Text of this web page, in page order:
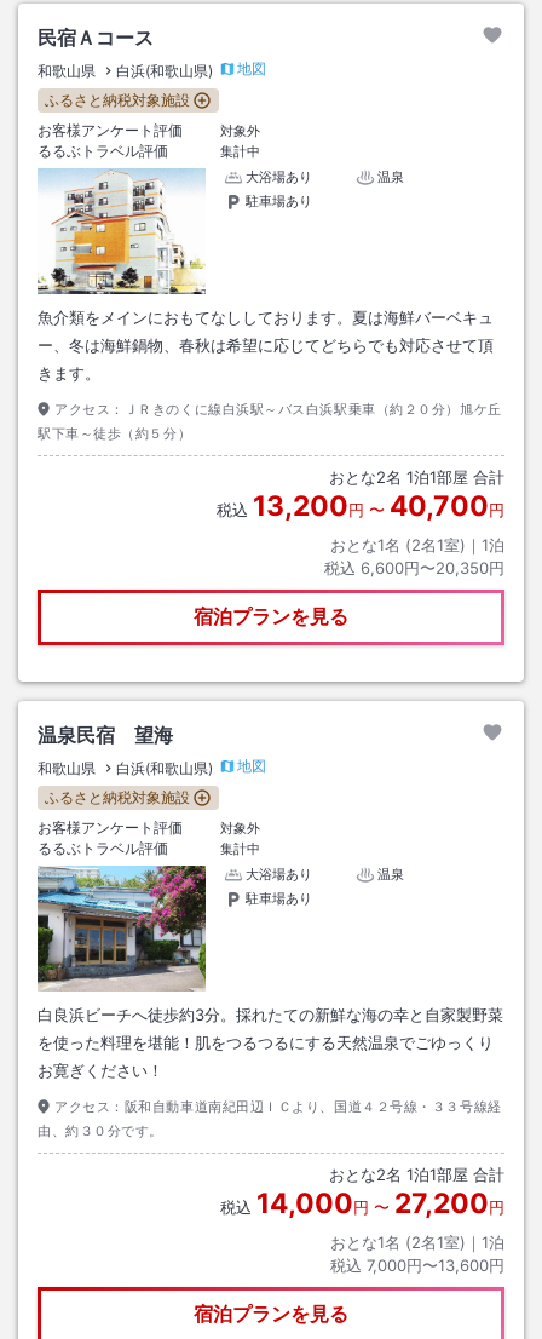
民宿Ａコース
和歌山県 白浜(和歌山県)
地図
ふるさと納税対象施設
お客様アンケート評価
対象外
るるぶトラベル評価
集計中
大浴場あり
温泉
駐車場あり
魚介類をメインにおもてなししております。夏は海鮮バーベキュ
ー、冬は海鮮鍋物、春秋は希望に応じてどちらでも対応させて頂
きます。
アクセス：
ＪＲきのくに線白浜駅～バス白浜駅乗車（約２０分）旭ケ丘
駅下車～徒歩（約５分）
おとな2名 1泊1部屋 合計
税込 13,200円 〜 40,700円
おとな1名 (2名1室)｜ 1泊
税込 6,600円〜20,350円
宿泊プランを見る
温泉民宿 望海
和歌山県 白浜(和歌山県)
地図
ふるさと納税対象施設
お客様アンケート評価
対象外
るるぶトラベル評価
集計中
大浴場あり
温泉
駐車場あり
白良浜ビーチへ徒歩約3分。採れたての新鮮な海の幸と自家製野菜
を使った料理を堪能！肌をつるつるにする天然温泉でごゆっくり
お寛ぎください！
アクセス： 阪和自動車道南紀田辺ＩＣより、国道４２号線・３３号線経
由、約３０分です。
おとな2名 1泊1部屋 合計
税込 14,000円 〜 27,200円
おとな1名 (2名1室)｜ 1泊
税込 7,000円〜13,600円
宿泊プランを見る